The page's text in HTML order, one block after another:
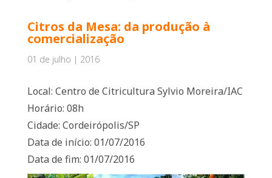
Citros da Mesa: da produção à
comercialização
01 de julho | 2016
Local: Centro de Citricultura Sylvio Moreira/IAC
Horário: 08h
Cidade: Cordeirópolis/SP
Data de início: 01/07/2016
Data de fim: 01/07/2016